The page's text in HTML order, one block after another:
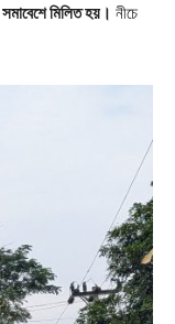
মিলিত হয়। নীচে